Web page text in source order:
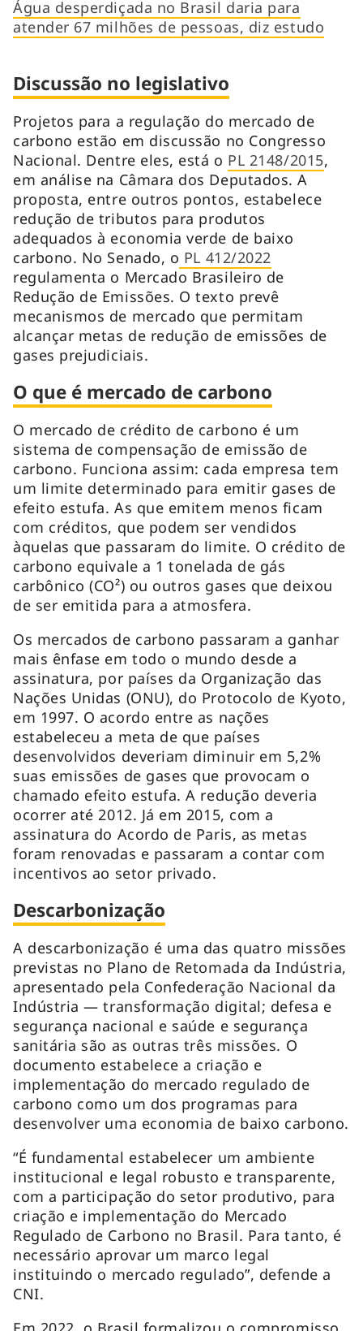
Água desperdiçada no Brasil daria para
atender 67 milhões de pessoas, diz estudo
Discussão no legislativo
Projetos para a regulação do mercado de
carbono estão em discussão no Congresso
Nacional. Dentre eles, está o PL 2148/2015,
em análise na Câmara dos Deputados. A
proposta, entre outros pontos, estabelece
redução de tributos para produtos
adequados à economia verde de baixo
carbono. No Senado, o PL 412/2022
regulamenta o Mercado Brasileiro de
Redução de Emissões. O texto prevê
mecanismos de mercado que permitam
alcançar metas de redução de emissões de
gases prejudiciais.
O que é mercado de carbono
O mercado de crédito de carbono é um
sistema de compensação de emissão de
carbono. Funciona assim: cada empresa tem
um limite determinado para emitir gases de
efeito estufa. As que emitem menos ficam
com créditos, que podem ser vendidos
àquelas que passaram do limite. O crédito de
carbono equivale a 1 tonelada de gás
carbônico (CO²) ou outros gases que deixou
de ser emitida para a atmosfera.
Os mercados de carbono passaram a ganhar
mais ênfase em todo o mundo desde a
assinatura, por países da Organização das
Nações Unidas (ONU), do Protocolo de Kyoto,
em 1997. O acordo entre as nações
estabeleceu a meta de que países
desenvolvidos deveriam diminuir em 5,2%
suas emissões de gases que provocam o
chamado efeito estufa. A redução deveria
ocorrer até 2012. Já em 2015, com a
assinatura do Acordo de Paris, as metas
foram renovadas e passaram a contar com
incentivos ao setor privado.
Descarbonização
A descarbonização é uma das quatro missões
previstas no Plano de Retomada da Indústria,
apresentado pela Confederação Nacional da
Indústria — transformação digital; defesa e
segurança nacional e saúde e segurança
sanitária são as outras três missões. O
documento estabelece a criação e
implementação do mercado regulado de
carbono como um dos programas para
desenvolver uma economia de baixo carbono.
“É fundamental estabelecer um ambiente
institucional e legal robusto e transparente,
com a participação do setor produtivo, para
criação e implementação do Mercado
Regulado de Carbono no Brasil. Para tanto, é
necessário aprovar um marco legal
instituindo o mercado regulado”, defende a
CNI.